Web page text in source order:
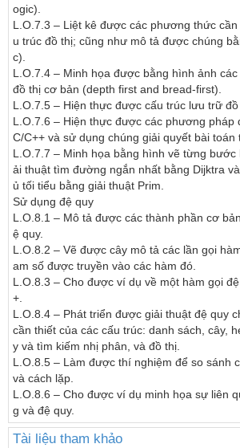
ogic).
L.O.7.3 – Liệt kê được các phương thức
u trúc đồ thị; cũng như mô tả được chúng
c).
L.O.7.4 – Minh họa được bằng hình ảnh
đồ thị cơ bản (depth first and bread-first).
L.O.7.5 – Hiện thực được cấu trúc lưu trữ đồ
L.O.7.6 – Hiện thực được các phương pháp
C/C++ và sử dụng chúng giải quyết bài toán
L.O.7.7 – Minh họa bằng hình vẽ từng bước
ải thuật tìm đường ngắn nhất bằng Dijktra
ủ tối tiểu bằng giải thuật Prim.
Sử dụng đệ quy
L.O.8.1 – Mô tả được các thành phần cơ
ệ quy.
L.O.8.2 – Vẽ được cây mô tả các lần gọi
am số được truyền vào các hàm đó.
L.O.8.3 – Cho được ví dụ về một hàm gọi
+.
L.O.8.4 – Phát triển được giải thuật đệ quy
cần thiết của các cấu trúc: danh sách, cây,
y và tìm kiếm nhị phân, và đồ thị.
L.O.8.5 – Làm được thí nghiệm để so sánh
và cách lặp.
L.O.8.6 – Cho được ví dụ minh họa sự liên
Tài liệu tham khảo